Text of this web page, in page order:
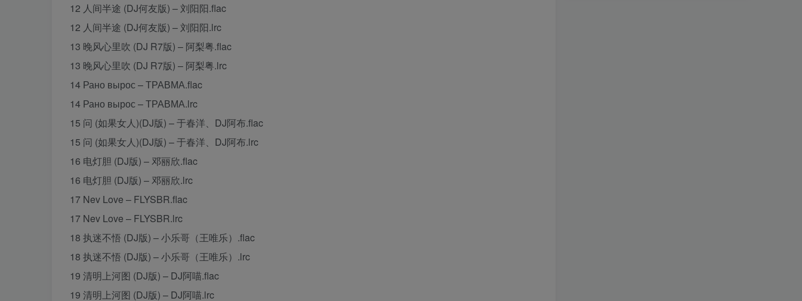
12 人间半途 (DJ何友版) – 刘阳阳.flac
12 人间半途 (DJ何友版) – 刘阳阳.lrc
13 晚风心里吹 (DJ R7版) – 阿梨粤.flac
13 晚风心里吹 (DJ R7版) – 阿梨粤.lrc
14 Рано вырос – ТРАВМА.flac
14 Рано вырос – ТРАВМА.lrc
15 问 (如果女人)(DJ版) – 于春洋、DJ阿布.flac
15 问 (如果女人)(DJ版) – 于春洋、DJ阿布.lrc
16 电灯胆 (DJ版) – 邓丽欣.flac
16 电灯胆 (DJ版) – 邓丽欣.lrc
17 Nev Love – FLYSBR.flac
17 Nev Love – FLYSBR.lrc
18 执迷不悟 (DJ版) – 小乐哥（王唯乐）.flac
18 执迷不悟 (DJ版) – 小乐哥（王唯乐）.lrc
19 清明上河图 (DJ版) – DJ阿喵.flac
19 清明上河图 (DJ版) – DJ阿喵.lrc